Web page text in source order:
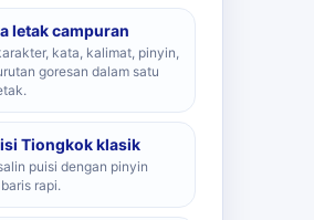
letak campuran
kata, kalimat, pinyin,
goresan dalam satu
Tiongkok klasik
puisi dengan pinyin
rapi.